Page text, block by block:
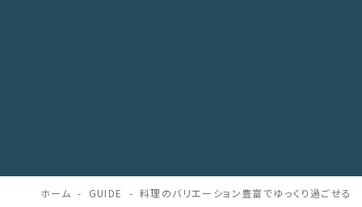
ホーム GUIDE 料理のバリエーション豊富でゆっくり過ごせる